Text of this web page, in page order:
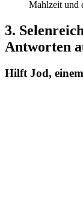
Mahlzeit und
3.
Antworten
Hilft Jod,